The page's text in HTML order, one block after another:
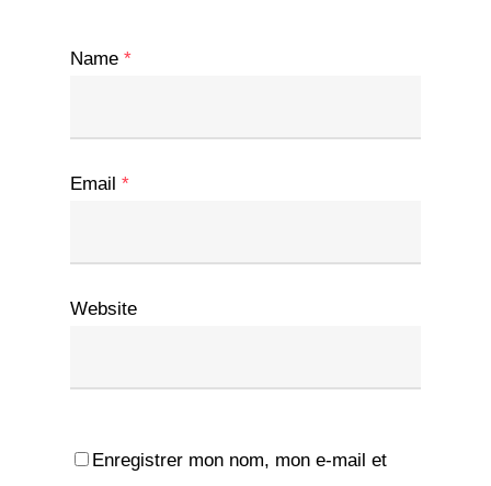
Name *
Email *
Website
Enregistrer mon nom, mon e-mail et